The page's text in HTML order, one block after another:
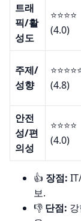
트래
픽/활
성도
⭐️⭐️⭐️⭐️
(4.0)
주제/
성향
(4.8)
안전
성/편
의성
⭐️⭐️⭐️⭐️
(4.0)
👍 장점:
보.
👎 단점: